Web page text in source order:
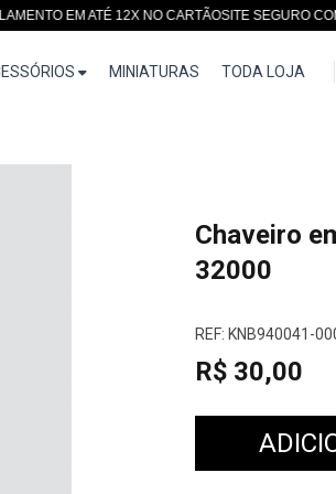
EM ATÉ 12X NO CARTÃOSITE SEGURO
MINIATURAS TODA LOJA
Chaveiro
32000
REF: KNB940041-
R$ 30,00